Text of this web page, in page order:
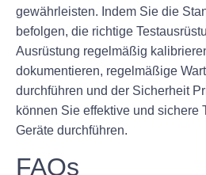
gewährleisten. Indem Sie die
befolgen, die richtige
Ausrüstung regelmäßig
dokumentieren, regelmäßige
durchführen und der Sicherheit
können Sie effektive und sichere
Geräte durchführen.
FAQs